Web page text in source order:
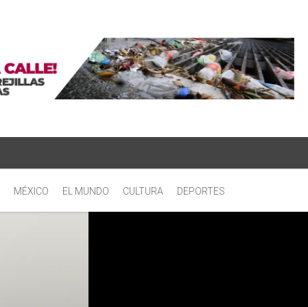
MÉXICO EL MUNDO CULTURA DEPORTES